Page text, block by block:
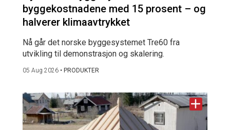
byggekostnadene med 15 prosent – og
halverer klimaavtrykket
Nå går det norske byggesystemet Tre60 fra
utvikling til demonstrasjon og skalering.
05 Aug 2026 • PRODUKTER